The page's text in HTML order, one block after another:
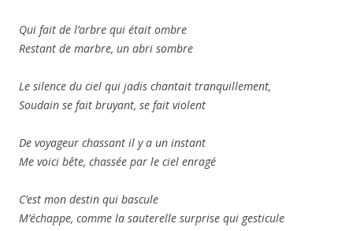
Qui fait de l’arbre qui était ombre
Restant de marbre, un abri sombre
Le silence du ciel qui jadis chantait tranquillement,
Soudain se fait bruyant, se fait violent
De voyageur chassant il y a un instant
Me voici bête, chassée par le ciel enragé
C’est mon destin qui bascule
M’échappe, comme la sauterelle surprise qui gesticule